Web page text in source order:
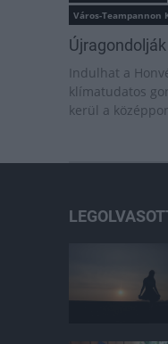
Város-Teampannon
Indulhat a
klímatudatos
kerül a